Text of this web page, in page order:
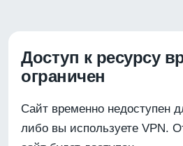
Доступ к ресурсу
ограничен
Сайт временно недоступен
либо вы используете VPN.